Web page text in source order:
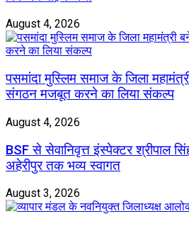
August 4, 2026
पसमांदा मुस्लिम समाज के जिला
संगठन मजबूत करने का लिया संकल्प
August 4, 2026
BSF से सेवानिवृत्त इंस्पेक्टर श्रीपाल
अहेरीपुर तक भव्य स्वागत
August 3, 2026